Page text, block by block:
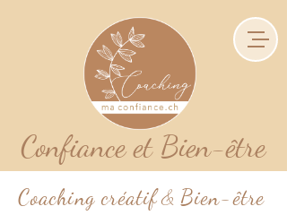
Confiance et Bien-être
Coaching créatif& Bien-être